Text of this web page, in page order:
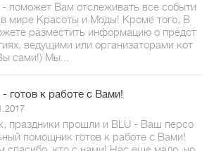
- поможет Вам отслеживать все событи
мире Красоты и Моды! Кроме того, В
разместить информацию о предст
ведущими или организаторами кот
сами!) Мы...
- готов к работе с Вами!
праздники прошли и BLU - Ваш персо
помощник готов к работе с Вами!